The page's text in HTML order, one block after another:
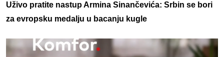
Uživo pratite nastup Armina Sinančevića: Srbin se bori
za evropsku medalju u bacanju kugle